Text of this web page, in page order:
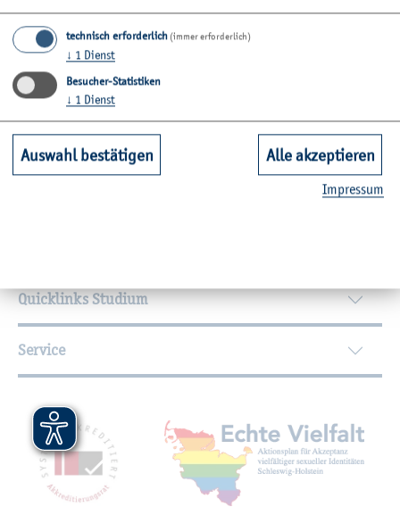
Raum: C19-0.03
Wei­ter­füh­ren­de In­for­ma­tio­nen
Quicklinks Studium
Service
Mit­glied­schaf­ten,
technisch erforderlich (immer erforderlich)
↓ 1 Dienst
Besucher-Statistiken
↓ 1 Dienst
Auswahl bestätigen Alle akzeptieren
Im­pres­sum